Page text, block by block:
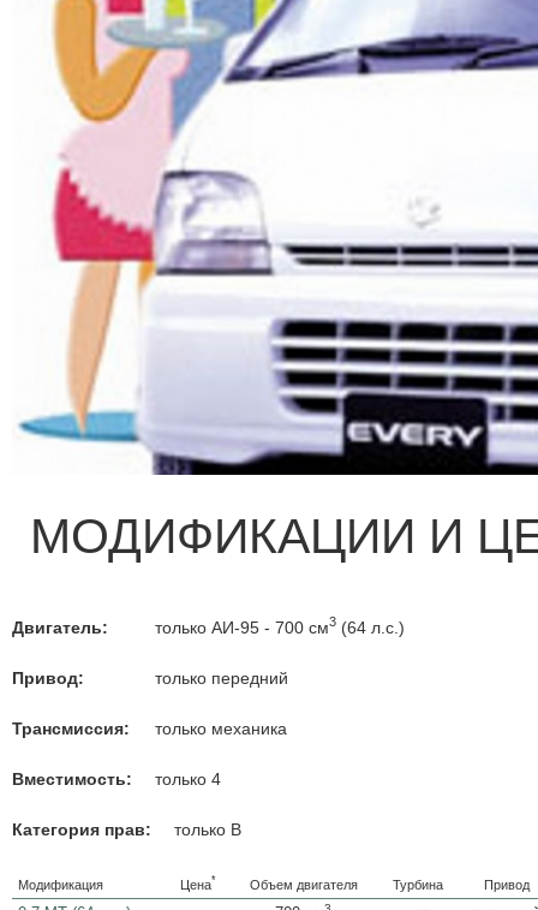
МОДИФИКАЦИИ И
Двигатель: только АИ-95 - 700 см3 (64 л.с.)
Привод: только передний
Трансмиссия: только механика
Вместимость: только 4
Категория прав: только B
Модификация Цена* Объем двигателя Турбина Привод